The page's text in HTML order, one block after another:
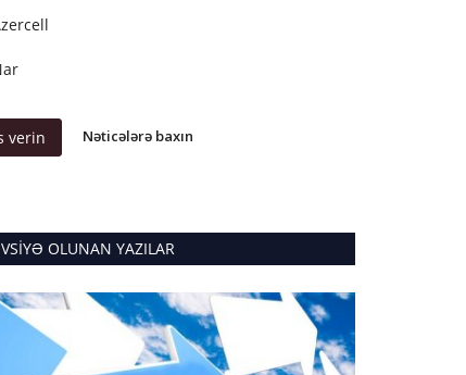
verin Nəticələrə baxın
OLUNAN YAZILAR